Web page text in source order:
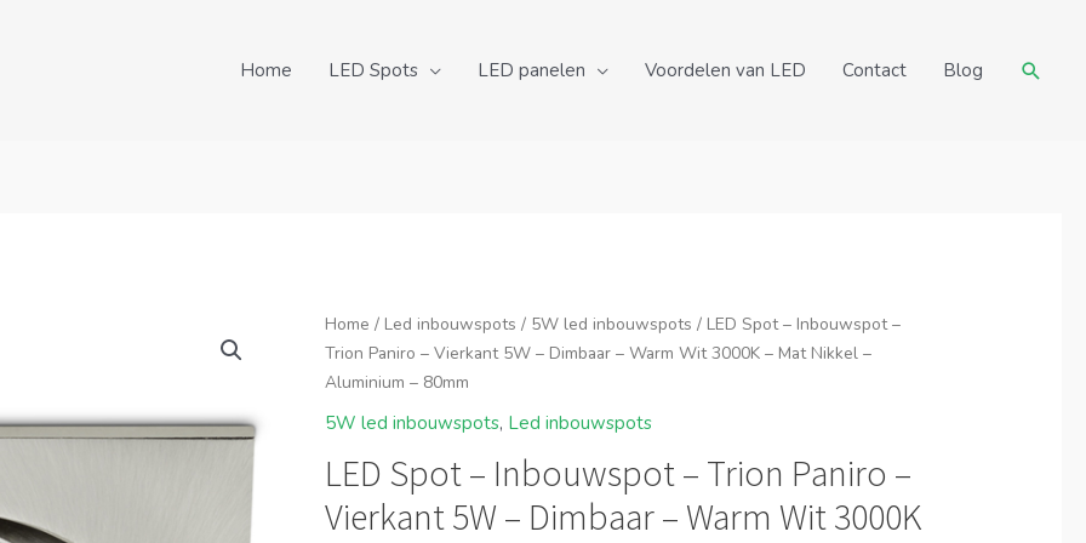
Home LED Spots LED panelen Voordelen van LED Contact Blog
Home / Led inbouwspots / 5W led inbouwspots / LED Spot – Inbouwspot –
Trion Paniro – Vierkant 5W – Dimbaar – Warm Wit 3000K – Mat Nikkel –
Aluminium – 80mm
5W led inbouwspots, Led inbouwspots
LED Spot – Inbouwspot – Trion Paniro –
Vierkant 5W – Dimbaar – Warm Wit 3000K